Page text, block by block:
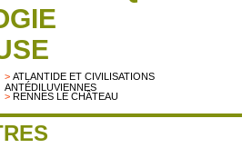
>ATLANTIDE ET CIVILISATIONS
ANTÉDILUVIENNES
>RENNES LE CHÂTEAU